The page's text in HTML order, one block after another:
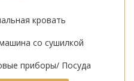
кровать
со сушилкой
приборы/ Посуда